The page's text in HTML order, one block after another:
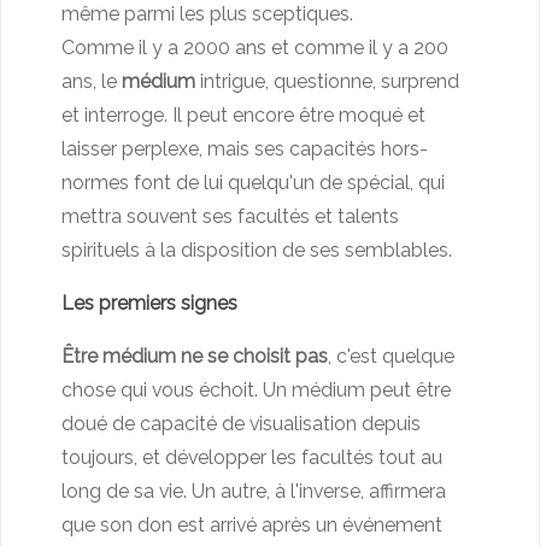
même parmi les plus sceptiques.
Comme il y a 2000 ans et comme il y a 200
ans, le médium intrigue, questionne, surprend
et interroge. Il peut encore être moqué et
laisser perplexe, mais ses capacités hors-
normes font de lui quelqu'un de spécial, qui
mettra souvent ses facultés et talents
spirituels à la disposition de ses semblables.
Les premiers signes
Être médium ne se choisit pas, c'est quelque
chose qui vous échoit. Un médium peut être
doué de capacité de visualisation depuis
toujours, et développer les facultés tout au
long de sa vie. Un autre, à l'inverse, affirmera
que son don est arrivé après un événement